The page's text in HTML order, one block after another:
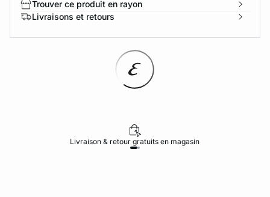
Trouver ce produit en rayon
Livraisons et retours
Livraison & retour gratuits en magasin